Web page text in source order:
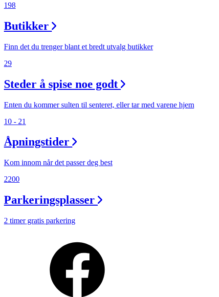
Ledige stillinger
Magasin
Gavekort
Personal Shopper
198
Butikker
Finn det du trenger blant et bredt utvalg butikker
29
Steder å spise noe godt
Enten du kommer sulten til senteret, eller tar med varene hjem
10 - 21
Åpningstider
Kom innom når det passer deg best
2200
Parkeringsplasser
2 timer gratis parkering